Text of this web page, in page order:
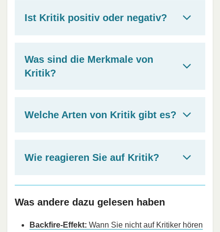
Ist Kritik positiv oder negativ?
Was sind die Merkmale von
Kritik?
Welche Arten von Kritik gibt es?
Wie reagieren Sie auf Kritik?
Was andere dazu gelesen haben
Backfire-Effekt: Wann Sie nicht auf Kritiker hören